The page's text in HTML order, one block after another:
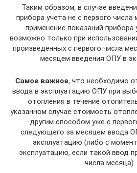
Таким образом, в случае
прибора учета не с первого числа
применение показаний прибора
возможно только при
произведенных с первого числа
месяцем введения ОПУ в
Самое важное, что необходимо
ввода в эксплуатацию ОПУ при
отопления в течение
указанном случае стоимость
другим способом уже с
следующего за месяцем ввода
эксплуатацию (либо с
эксплуатацию, если такой ввод
числа месяца).